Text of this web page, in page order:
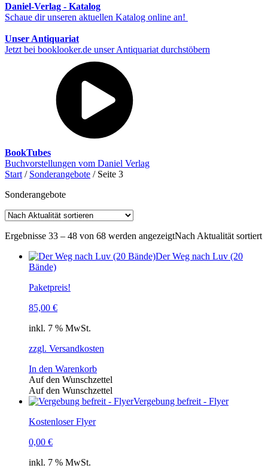
Daniel-Verlag - Katalog
Schaue dir unseren aktuellen Katalog online an!
Unser Antiquariat
Jetzt bei booklooker.de unser Antiquariat durchstöbern
BookTubes
Buchvorstellungen vom Daniel Verlag
Start / Sonderangebote / Seite 3
Sonderangebote
Ergebnisse 33 – 48 von 68 werden angezeigtNach Aktualität sortiert
Der Weg nach Luv (20
Bände)
Paketpreis!
85,00 €
inkl. 7 % MwSt.
zzgl. Versandkosten
In den Warenkorb
Auf den Wunschzettel
Auf den Wunschzettel
Vergebung befreit - Flyer
Kostenloser Flyer
0,00 €
inkl. 7 % MwSt.